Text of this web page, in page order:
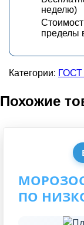
ПО
неделю)
пределы
Категории: ГОСТ
Похожие